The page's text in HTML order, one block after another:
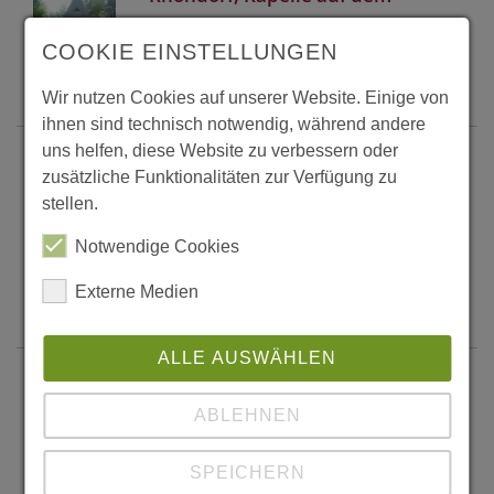
Waldfriedhof
Weiter...
Rouen, Kirche "Jeanne d'Arc" und
Markthallen
beeindruckender Dachlandschaft
(Brettschichtholz-HP-Schalen)
Rüthen, Kapelle des DPSG
Diozösanverbandes
Über eine Planungs- und Bauphase
von mehr als 10 Jahren entstand in
COOKIE EINSTELLUNGEN
Wir nutzen Cookies auf unserer Website. Einige von
ihnen sind technisch notwendig, während andere
uns helfen, diese Website zu verbessern oder
zusätzliche Funktionalitäten zur Verfügung zu
stellen.
Notwendige Cookies
Externe Medien
ALLE AUSWÄHLEN
ABLEHNEN
SPEICHERN